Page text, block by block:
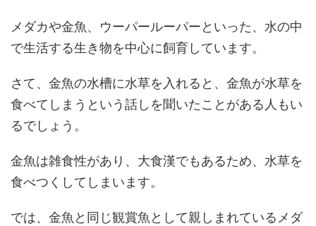
メダカや金魚、ウーパールーパーといった、水の中
で生活する生き物を中心に飼育しています。
さて、金魚の水槽に水草を入れると、金魚が水草を
食べてしまうという話しを聞いたことがある人もい
るでしょう。
金魚は雑食性があり、大食漢でもあるため、水草を
食べつくしてしまいます。
では、金魚と同じ観賞魚として親しまれているメダ